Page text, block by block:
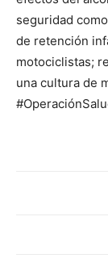
seguridad
de retención
motociclistas;
una cultura de